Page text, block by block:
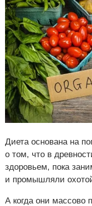
Диета основана на
о том, что в
здоровьем, пока
и промышляли
А когда они массово